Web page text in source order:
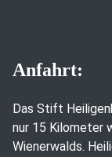
Anfahrt:
Das Stift
nur 15 Kilometer
Wienerwalds.